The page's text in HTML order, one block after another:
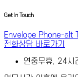
Get In Touch
Envelope Phone-alt
전화상담 바로가기
연중무휴, 24시